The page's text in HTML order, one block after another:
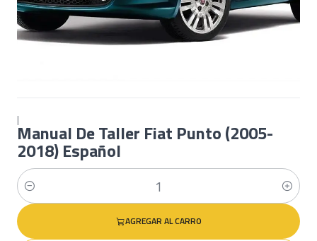
|
Manual De Taller Fiat Punto (2005-
2018) Español
Cantidad
AGREGAR AL CARRO